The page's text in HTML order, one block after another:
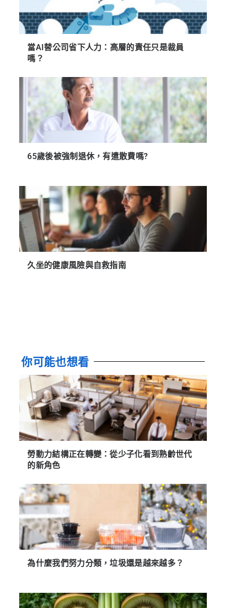
當AI替公司省下人力：高層的責任只是裁員
嗎？
65歲後被強制退休，有遣散費嗎?
久坐的健康風險與自救指南
你可能也想看
勞動力結構正在轉變：從少子化看到熟齡世代
的新角色
為什麼我們努力分類，垃圾還是越來越多？